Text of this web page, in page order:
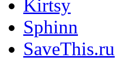
Kirtsy
Sphinn
SaveThis.ru